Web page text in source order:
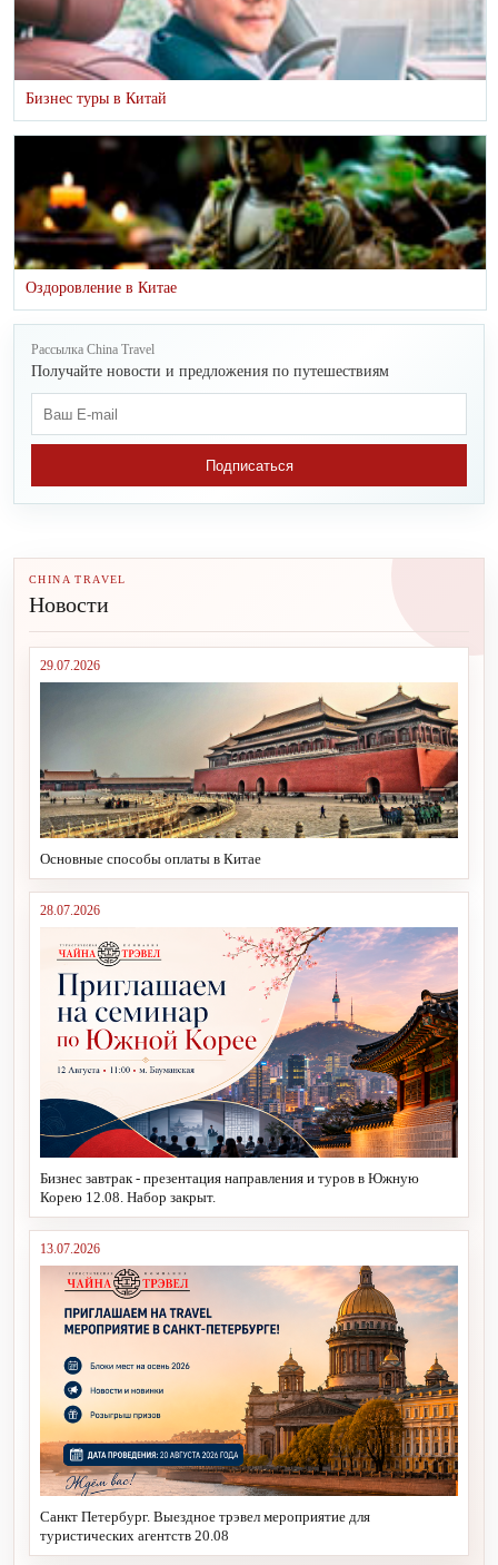
Бизнес туры в Китай
Оздоровление в Китае
Рассылка China Travel
Получайте новости и предложения по путешествиям
Подписаться
CHINA TRAVEL
Новости
29.07.2026
Основные способы оплаты в Китае
28.07.2026
Бизнес завтрак - презентация направления и туров в Южную
Корею 12.08. Набор закрыт.
13.07.2026
Санкт Петербург. Выездное трэвел мероприятие для
туристических агентств 20.08